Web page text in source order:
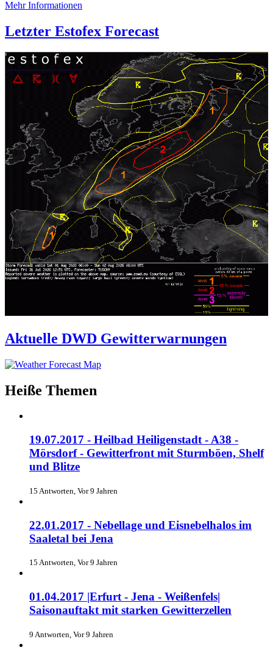
Mehr Informationen
Letzter Estofex Forecast
Aktuelle DWD Gewitterwarnungen
Heiße Themen
19.07.2017 - Heilbad Heiligenstadt - A38 -
Mörsdorf - Gewitterfront mit Sturmböen, Shelf
und Blitze
15 Antworten, Vor 9 Jahren
22.01.2017 - Nebellage und Eisnebelhalos im
Saaletal bei Jena
15 Antworten, Vor 9 Jahren
01.04.2017 |Erfurt - Jena - Weißenfels|
Saisonauftakt mit starken Gewitterzellen
9 Antworten, Vor 9 Jahren